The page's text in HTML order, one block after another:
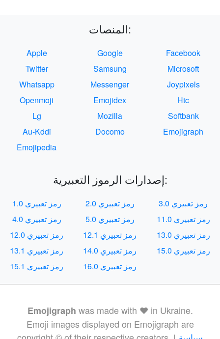
المنصات:
Apple Google
Facebook
Twitter
Samsung
Microsoft
Whatsapp
Messenger
Joypixels
Openmoji
Emojidex
Htc
Lg
Mozilla
Softbank
Au-Kddi
Docomo
Emojigraph
Emojipedia
إصدارات الرموز التعبيرية:
رمز تعبيري 1.0 رمز تعبيري 2.0
رمز تعبيري 3.0
رمز تعبيري 4.0
رمز تعبيري 5.0
رمز تعبيري 11.0
رمز تعبيري 12.0
رمز تعبيري 12.1
رمز تعبيري 13.0
رمز تعبيري 13.1
رمز تعبيري 14.0
رمز تعبيري 15.0
رمز تعبيري 15.1
رمز تعبيري 16.0
Emojigraph was made with ❤️ in Ukraine.
Emoji images displayed on Emojigraph are